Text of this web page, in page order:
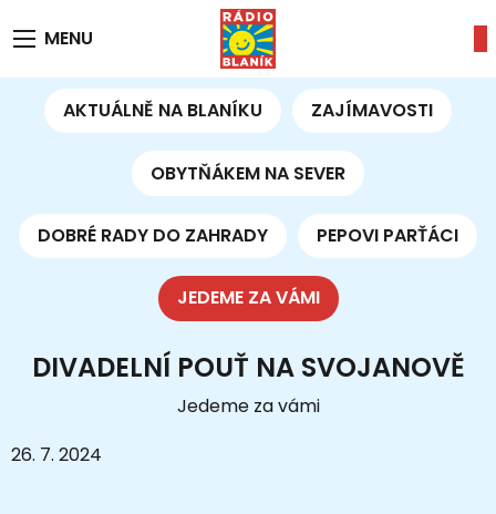
MENU
AKTUÁLNĚ NA BLANÍKU ZAJÍMAVOSTI
OBYTŇÁKEM NA SEVER
DOBRÉ RADY DO ZAHRADY PEPOVI PARŤÁCI
JEDEME ZA VÁMI
DIVADELNÍ POUŤ NA SVOJANOVĚ
Jedeme za vámi
26. 7. 2024